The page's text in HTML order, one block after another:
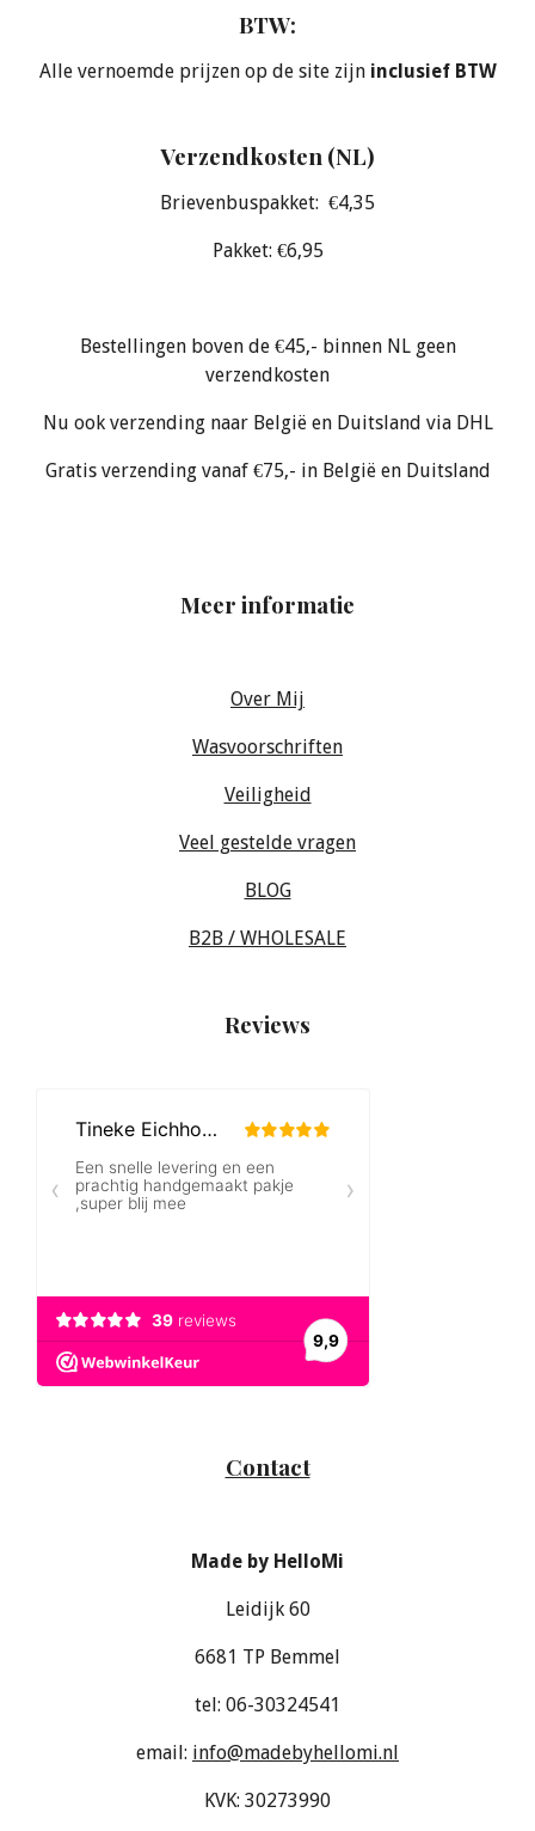
BTW:
Alle vernoemde prijzen op de site zijn inclusief BTW
Verzendkosten (NL)
Brievenbuspakket: €4,35
Pakket: €6,95
Bestellingen boven de €45,- binnen NL geen
verzendkosten
Nu ook verzending naar België en Duitsland via DHL
Gratis verzending vanaf €75,- in België en Duitsland
Meer informatie
Over Mij
Wasvoorschriften
Veiligheid
Veel gestelde vragen
BLOG
B2B / WHOLESALE
Reviews
Contact
Made by HelloMi
Leidijk 60
6681 TP Bemmel
tel: 06-30324541
email: info@madebyhellomi.nl
KVK: 30273990